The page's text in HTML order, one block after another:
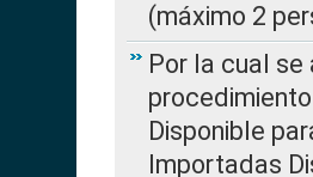
(máximo 2
Por la cual
Disponible
Importadas